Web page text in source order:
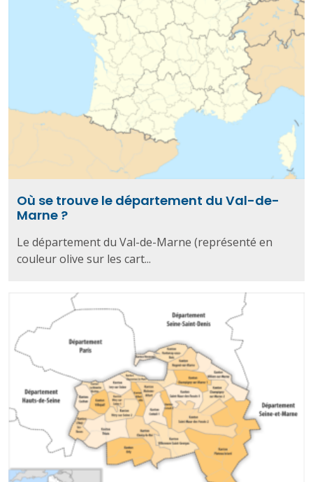
Où se trouve le département du Val-de-
Marne ?
Le département du Val-de-Marne (représenté en
couleur olive sur les cart...